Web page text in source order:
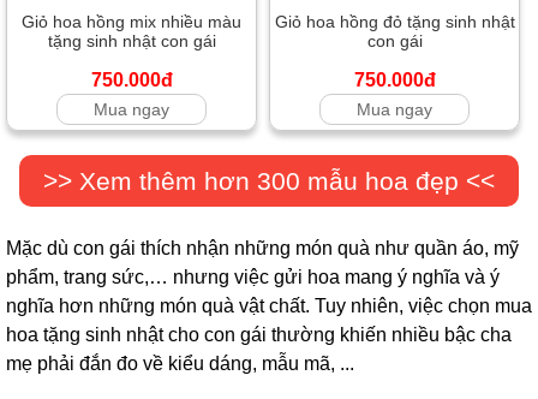
Giỏ hoa hồng mix nhiều màu
tặng sinh nhật con gái
750.000đ
Mua ngay
Giỏ hoa hồng đỏ tặng sinh nhật
con gái
750.000đ
Mua ngay
>> Xem thêm hơn 300 mẫu hoa đẹp <<
Mặc dù con gái thích nhận những món quà như quần áo, mỹ
phẩm, trang sức,… nhưng việc gửi hoa mang ý nghĩa và ý
nghĩa hơn những món quà vật chất. Tuy nhiên, việc chọn mua
hoa tặng sinh nhật cho con gái thường khiến nhiều bậc cha
mẹ phải đắn đo về kiểu dáng, mẫu mã, ...